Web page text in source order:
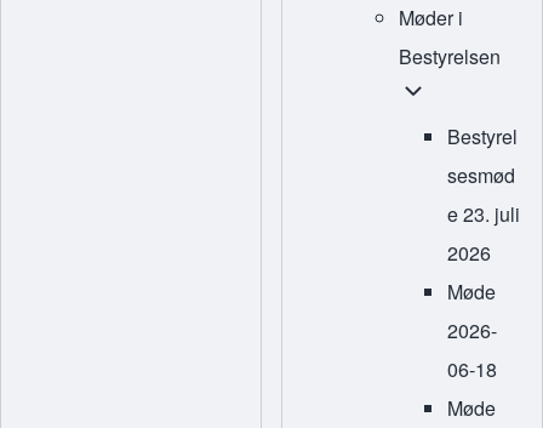
Møder i
Bestyrelsen
Møder i
Bestyrel
sesmød
e 23. juli
2026
Møde
2026-
06-18
Møde